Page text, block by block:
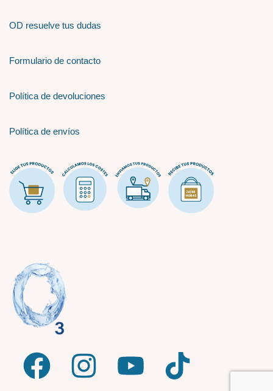
OD resuelve tus dudas
Formulario de contacto
Política de devoluciones
Política de envíos